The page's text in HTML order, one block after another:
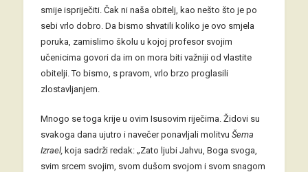
smije ispriječiti. Čak ni naša obitelj, kao nešto što je po
sebi vrlo dobro. Da bismo shvatili koliko je ovo smjela
poruka, zamislimo školu u kojoj profesor svojim
učenicima govori da im on mora biti važniji od vlastite
obitelji. To bismo, s pravom, vrlo brzo proglasili
zlostavljanjem.
Mnogo se toga krije u ovim Isusovim riječima. Židovi su
svakoga dana ujutro i navečer ponavljali molitvu Šema
Izrael, koja sadrži redak: „Zato ljubi Jahvu, Boga svoga,
svim srcem svojim, svom dušom svojom i svom snagom